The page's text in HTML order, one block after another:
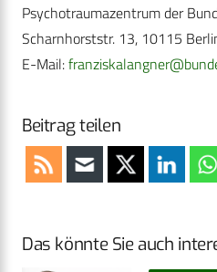
Psychotraumazentrum der
Scharnhorststr. 13, 10115
E-Mail:
Beitrag teilen
Das könnte Sie auch